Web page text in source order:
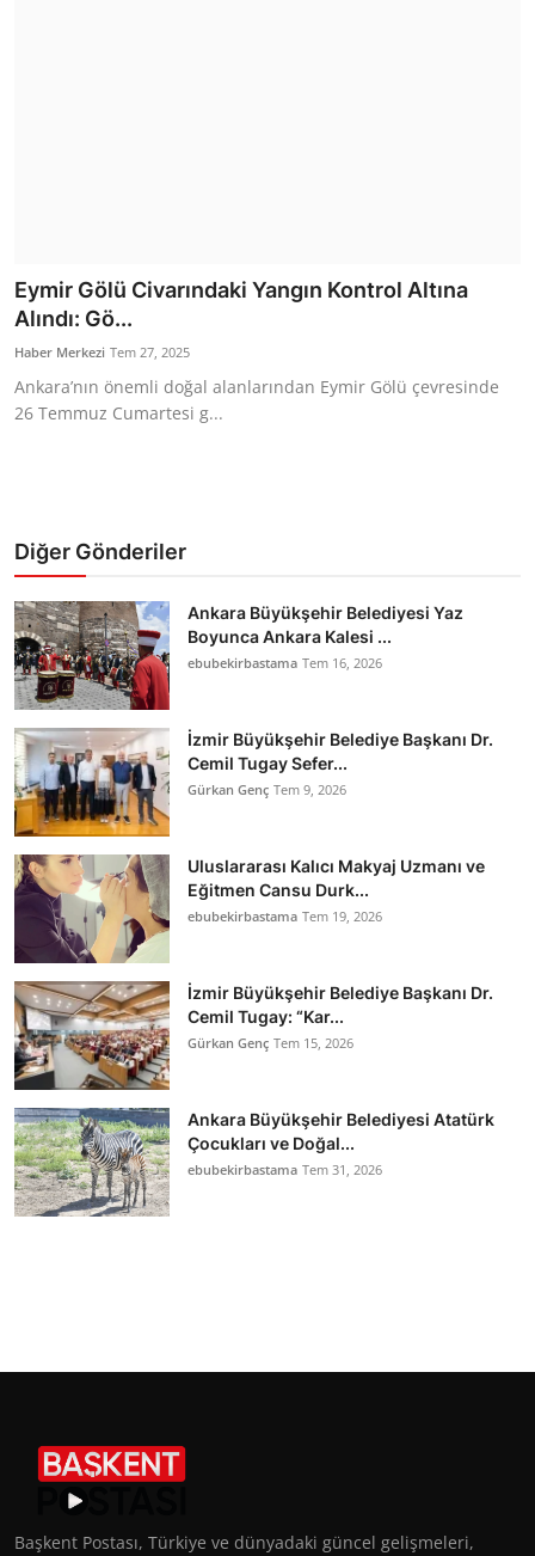
Eymir Gölü Civarındaki Yangın Kontrol Altına
Alındı: Gö...
Haber Merkezi Tem 27, 2025
Ankara’nın önemli doğal alanlarından Eymir Gölü çevresinde
26 Temmuz Cumartesi g...
Diğer Gönderiler
Ankara Büyükşehir Belediyesi Yaz
Boyunca Ankara Kalesi ...
ebubekirbastama Tem 16, 2026
İzmir Büyükşehir Belediye Başkanı Dr.
Cemil Tugay Sefer...
Gürkan Genç Tem 9, 2026
Uluslararası Kalıcı Makyaj Uzmanı ve
Eğitmen Cansu Durk...
ebubekirbastama Tem 19, 2026
İzmir Büyükşehir Belediye Başkanı Dr.
Cemil Tugay: “Kar...
Gürkan Genç Tem 15, 2026
Ankara Büyükşehir Belediyesi Atatürk
Çocukları ve Doğal...
ebubekirbastama Tem 31, 2026
Başkent Postası, Türkiye ve dünyadaki güncel gelişmeleri,